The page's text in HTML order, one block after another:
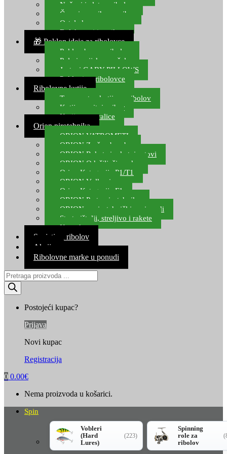
Noževi i alat za ribolov
Čamci za prihranu ribe
Ostala kamp oprema
Dalekozori i optika
🎁 Poklon ideje za ribolovce
Poklon bon za ribolov
Polarizacijske naočale
Jastuci GABY PILLOWS
Pokloni za ribolovce
Ribolovne kutije
Transportne kutije za ribolov
Kutije za sitni pribor
Kutije za varalice
Orion pirotehnika
ORION VATROMETI
ORION Zračne bombe
ORION Rakete i raketni setovi
ORION Odašiljači zvuka
Orion Kategorija P1/T1
ORION Vulkani
Orion Kategorija F1
ORION Party pirotehnika
ORION nepirotehnički proizvodi
Start pištolji, streljivo i rakete
Kontakt
Savjeti za ribolov
Akcija
Ribolovne marke u ponudi
Products
search
Postojeći kupac?
Prijava
Novi kupac
Registracija
0 0.00€
Nema proizvoda u košarici.
Spin
Vobleri
(Hard
Lures)
(223)
Spinning
role za
ribolov